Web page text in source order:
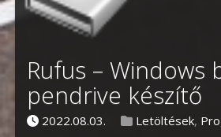
Rufus – Windows
pendrive készítő
Posted on
2022.08.03. Posted in
Letöltések,